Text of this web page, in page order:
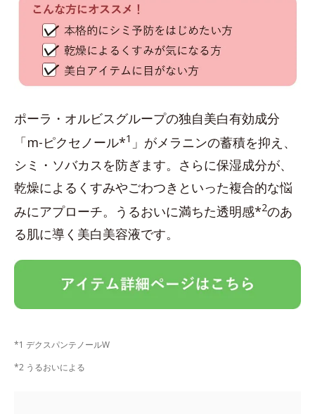
ポーラ・オルビスグループの独自美白有効成分
「m-ピクセノール*1 」がメラニンの蓄積を抑え、
シミ・ソバカスを防ぎます。さらに保湿成分が、
乾燥によるくすみやごわつきといった複合的な悩
みにアプローチ。うるおいに満ちた透明感*2のあ
る肌に導く美白美容液です。
*1 デクスパンテノールW
*2 うるおいによる